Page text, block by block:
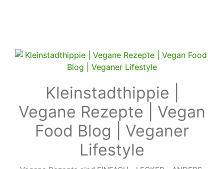
Kleinstadthippie |
Vegane Rezepte | Vegan
Food Blog | Veganer
Lifestyle